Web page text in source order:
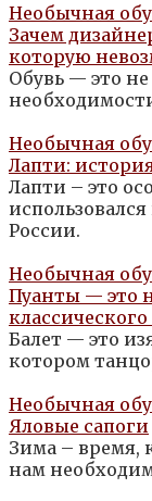
Необычная
Зачем
которую
Обувь — это
Необычная
Лапти:
Лапти – это
России.
Необычная
Пуанты — это
Балет — это
котором
Необычная
Яловые сапоги
Зима – время,
нам